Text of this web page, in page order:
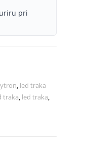
pri
, led traka
traka, led traka,